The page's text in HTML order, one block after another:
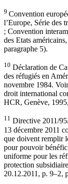
9 Convention
l’Europe, Série des
; Convention
des Etats
paragraphe 5).
10 Déclaration de
des réfugiés en
novembre 1984.
droit international
HCR, Genève,
11 Directive 2011/
13 décembre 2011
que doivent remplir
pour pouvoir
uniforme pour les
protection
20.12.2011, p. 9–2,